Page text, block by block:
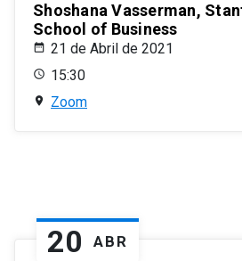
Shoshana Vasserman,
School of Business
21 de Abril de 2021
15:30
Zoom
20 ABR